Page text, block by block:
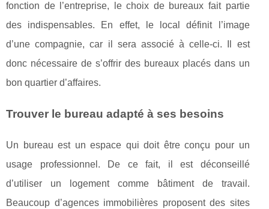
fonction de l’entreprise, le choix de bureaux fait partie
des indispensables. En effet, le local définit l’image
d’une compagnie, car il sera associé à celle-ci. Il est
donc nécessaire de s’offrir des bureaux placés dans un
bon quartier d’affaires.
Trouver le bureau adapté à ses besoins
Un bureau est un espace qui doit être conçu pour un
usage professionnel. De ce fait, il est déconseillé
d’utiliser un logement comme bâtiment de travail.
Beaucoup d’agences immobilières proposent des sites